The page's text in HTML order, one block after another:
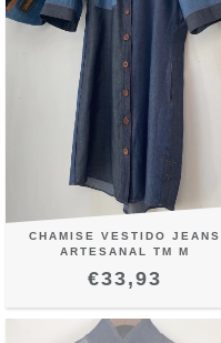
CHAMISE VESTIDO JEANS
ARTESANAL TM M
€33,93